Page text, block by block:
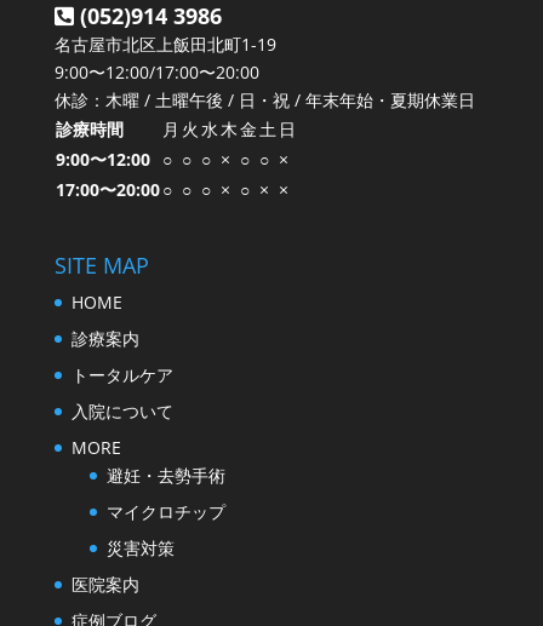
(052)914 3986
名古屋市北区上飯田北町1-19
9:00〜12:00/17:00〜20:00
休診：木曜 / 土曜午後 / 日・祝 / 年末年始・夏期休業日
診療時間
月 火 水木金土 日
9:00〜12:00 ○ ○ ○ × ○ ○ ×
17:00〜20:00○ ○ ○ × ○ × ×
SITE MAP
HOME
診療案内
トータルケア
入院について
MORE
避妊・去勢手術
マイクロチップ
災害対策
医院案内
症例ブログ